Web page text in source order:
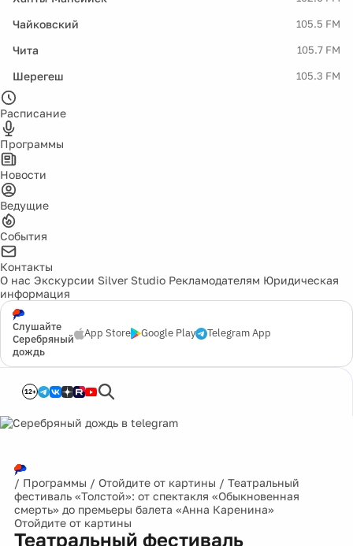
Чайковский 105.5 FM
Чита 105.7 FM
Шерегеш 105.3 FM
Расписание
Программы
Новости
Ведущие
События
Контакты
О нас Экскурсии Silver Studio Рекламодателям Юридическая
информация
Слушайте
Серебряный
дождь
App Store Google Play Telegram App
12+
/ Программы / Отойдите от картины / Театральный
фестиваль «Толстой»: от спектакля «Обыкновенная
смерть» до премьеры балета «Анна Каренина»
Отойдите от картины
Театральный фестиваль